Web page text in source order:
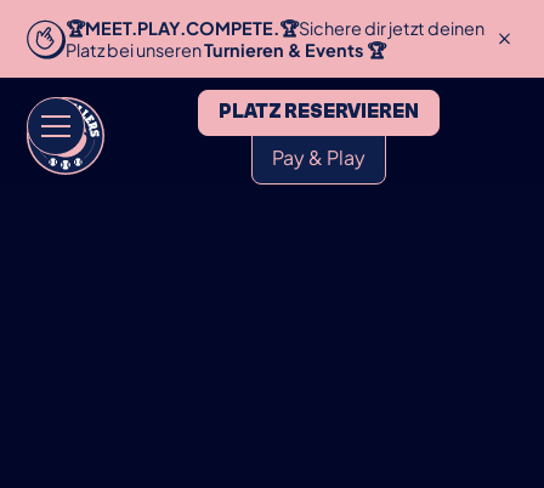
🏆MEET.PLAY.COMPETE.🏆Sichere dir jetzt deinen
Platz bei unserenTurnieren & Events 🏆
PLATZ RESERVIEREN
Pay & Play